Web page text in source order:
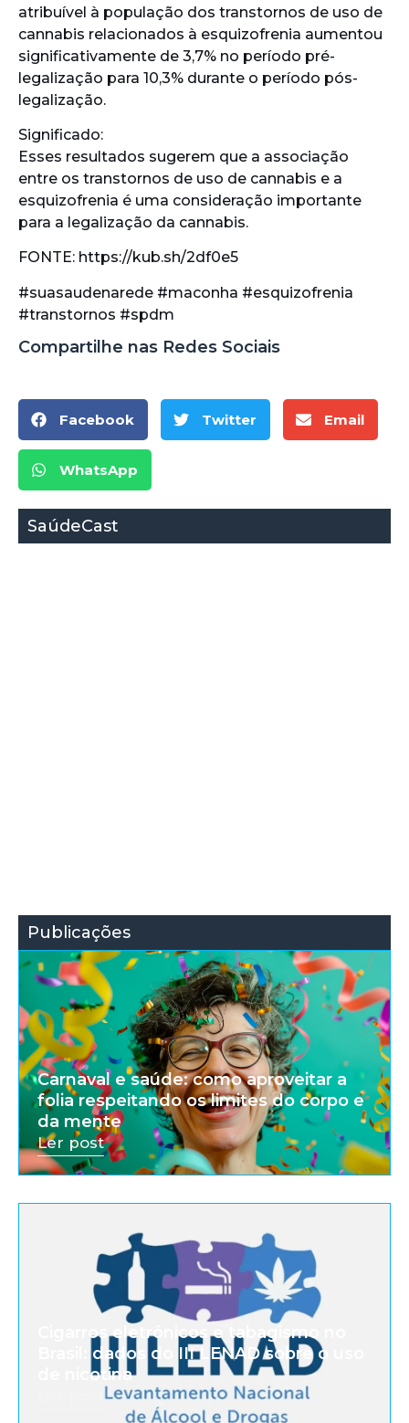
atribuível à população dos transtornos de uso de
cannabis relacionados à esquizofrenia aumentou
significativamente de 3,7% no período pré-
legalização para 10,3% durante o período pós-
legalização.
Significado:
Esses resultados sugerem que a associação
entre os transtornos de uso de cannabis e a
esquizofrenia é uma consideração importante
para a legalização da cannabis.
FONTE: https://kub.sh/2df0e5
#suasaudenarede #maconha #esquizofrenia
#transtornos #spdm
Compartilhe nas Redes Sociais
Facebook Twitter Email
WhatsApp
SaúdeCast
Publicações
Carnaval e saúde: como aproveitar a
folia respeitando os limites do corpo e
da mente
Ler post
Cigarros eletrônicos e tabagismo no
Brasil: dados do III LENAD sobre o uso
de nicotina